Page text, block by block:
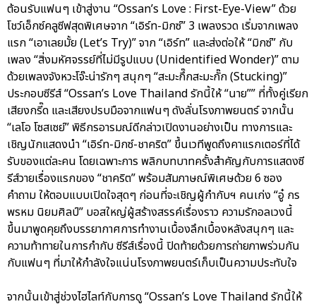
ต้อนรับแฟนๆ เข้าสู่งาน “Ossan’s Love : First-Eye-View” ด้วย
โชว์เอ็กซ์คลูซีฟสุดพิเศษจาก “เอิร์ท-มิกซ์” 3 เพลงรวด เริ่มจากเพลง
แรก “เอาเลยมั้ย (Let’s Try)” จาก “เอิร์ท” และส่งต่อให้ “มิกซ์” กับ
เพลง “สิ่งมหัศจรรย์ที่ไม่มีรูปแบบ (Unidentified Wonder)” ตาม
ด้วยเพลงจังหวะโจ๊ะน่ารักๆ สนุกๆ “สะมะกึ๊กสะมะกั๊ก (Stucking)”
ประกอบซีรีส์ “Ossan’s Love Thailand รักนี้ให้ “นาย”” ที่ทั้งคู่เรียก
เสียงกรี๊ด และเสียงปรบมือจากแฟนๆ ดังลั่นโรงภาพยนตร์ จากนั้น
“เลโอ โซสเซย์” พิธีกรอารมณ์ดีกล่าวเปิดงานอย่างเป็น ทางการและ
เชิญนักแสดงนำ “เอิร์ท-มิกซ์-ชาคริต” ขึ้นเวทีพูดถึงคาแรกเตอร์ที่ได้
รับของแต่ละคน โดยเฉพาะการ พลิกบทบาทครั้งสำคัญกับการแสดงซี
รีส์วายเรื่องแรกของ “ชาคริต” พร้อมสัมภาษณ์พิเศษด้วย 6 ซอง
คำถาม ให้ตอบแบบเปิดใจสุดๆ ก่อนที่จะเชิญผู้กำกับฯ คนเก่ง “อู๋ กร
พรหม นิยมศิลป์” บอสใหญ่ผู้สร้างสรรค์เรื่องราว ความรักอลเวงนี้
ขึ้นมาพูดคุยถึงบรรยากาศการทำงานเบื้องลึกเบื้องหลังสนุกๆ และ
ความท้าทายในการกำกับ ซีรีส์เรื่องนี้ ปิดท้ายด้วยการถ่ายภาพร่วมกัน
กับแฟนๆ ที่มาให้กำลังใจแน่นโรงภาพยนตร์เก็บเป็นความประทับใจ
จากนั้นเข้าสู่ช่วงไฮไลท์กับการดู “Ossan’s Love Thailand รักนี้ให้